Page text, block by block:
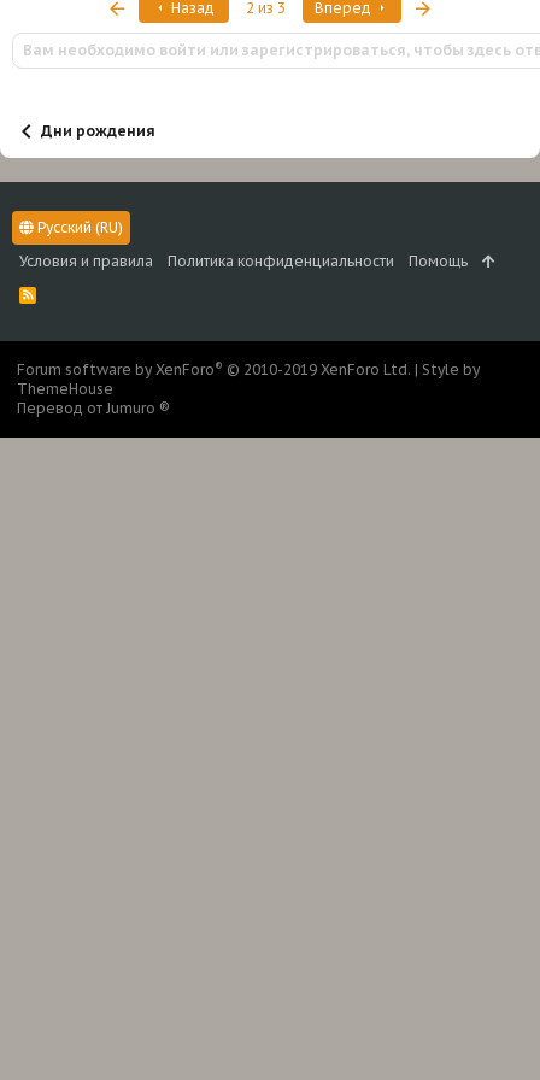
ПервыйНазад 2 из 3 Вперед
Вам необходимо войти или зарегистрироваться, чтобы здесь
Дни рождения
Русский (RU)
Условия и правила
Политика конфиденциальности Помощь
R
Forum software by XenForo® © 2010-2019 XenForo Ltd. | Style by
ThemeHouse
Перевод от Jumuro ®